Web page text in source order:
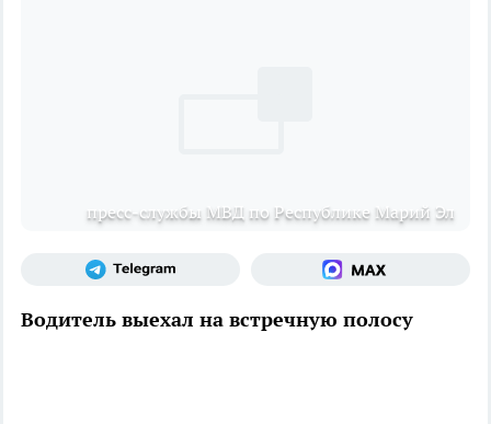
пресс-службы МВД по Республике Марий Эл
Водитель выехал на встречную полосу